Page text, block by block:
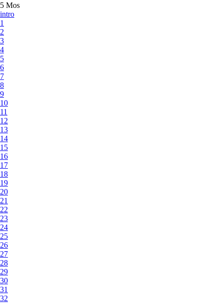
5 Mos
intro
1
2
3
4
5
6
7
8
9
10
11
12
13
14
15
16
17
18
19
20
21
22
23
24
25
26
27
28
29
30
31
32